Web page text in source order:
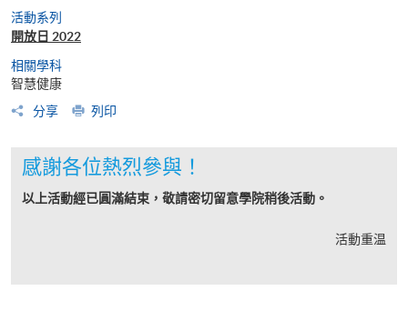
活動系列
開放日 2022
相關學科
智慧健康
分享
列印
感謝各位熱烈參與！
以上活動經已圓滿結束，敬請密切留意學院稍後活動。
活動重温